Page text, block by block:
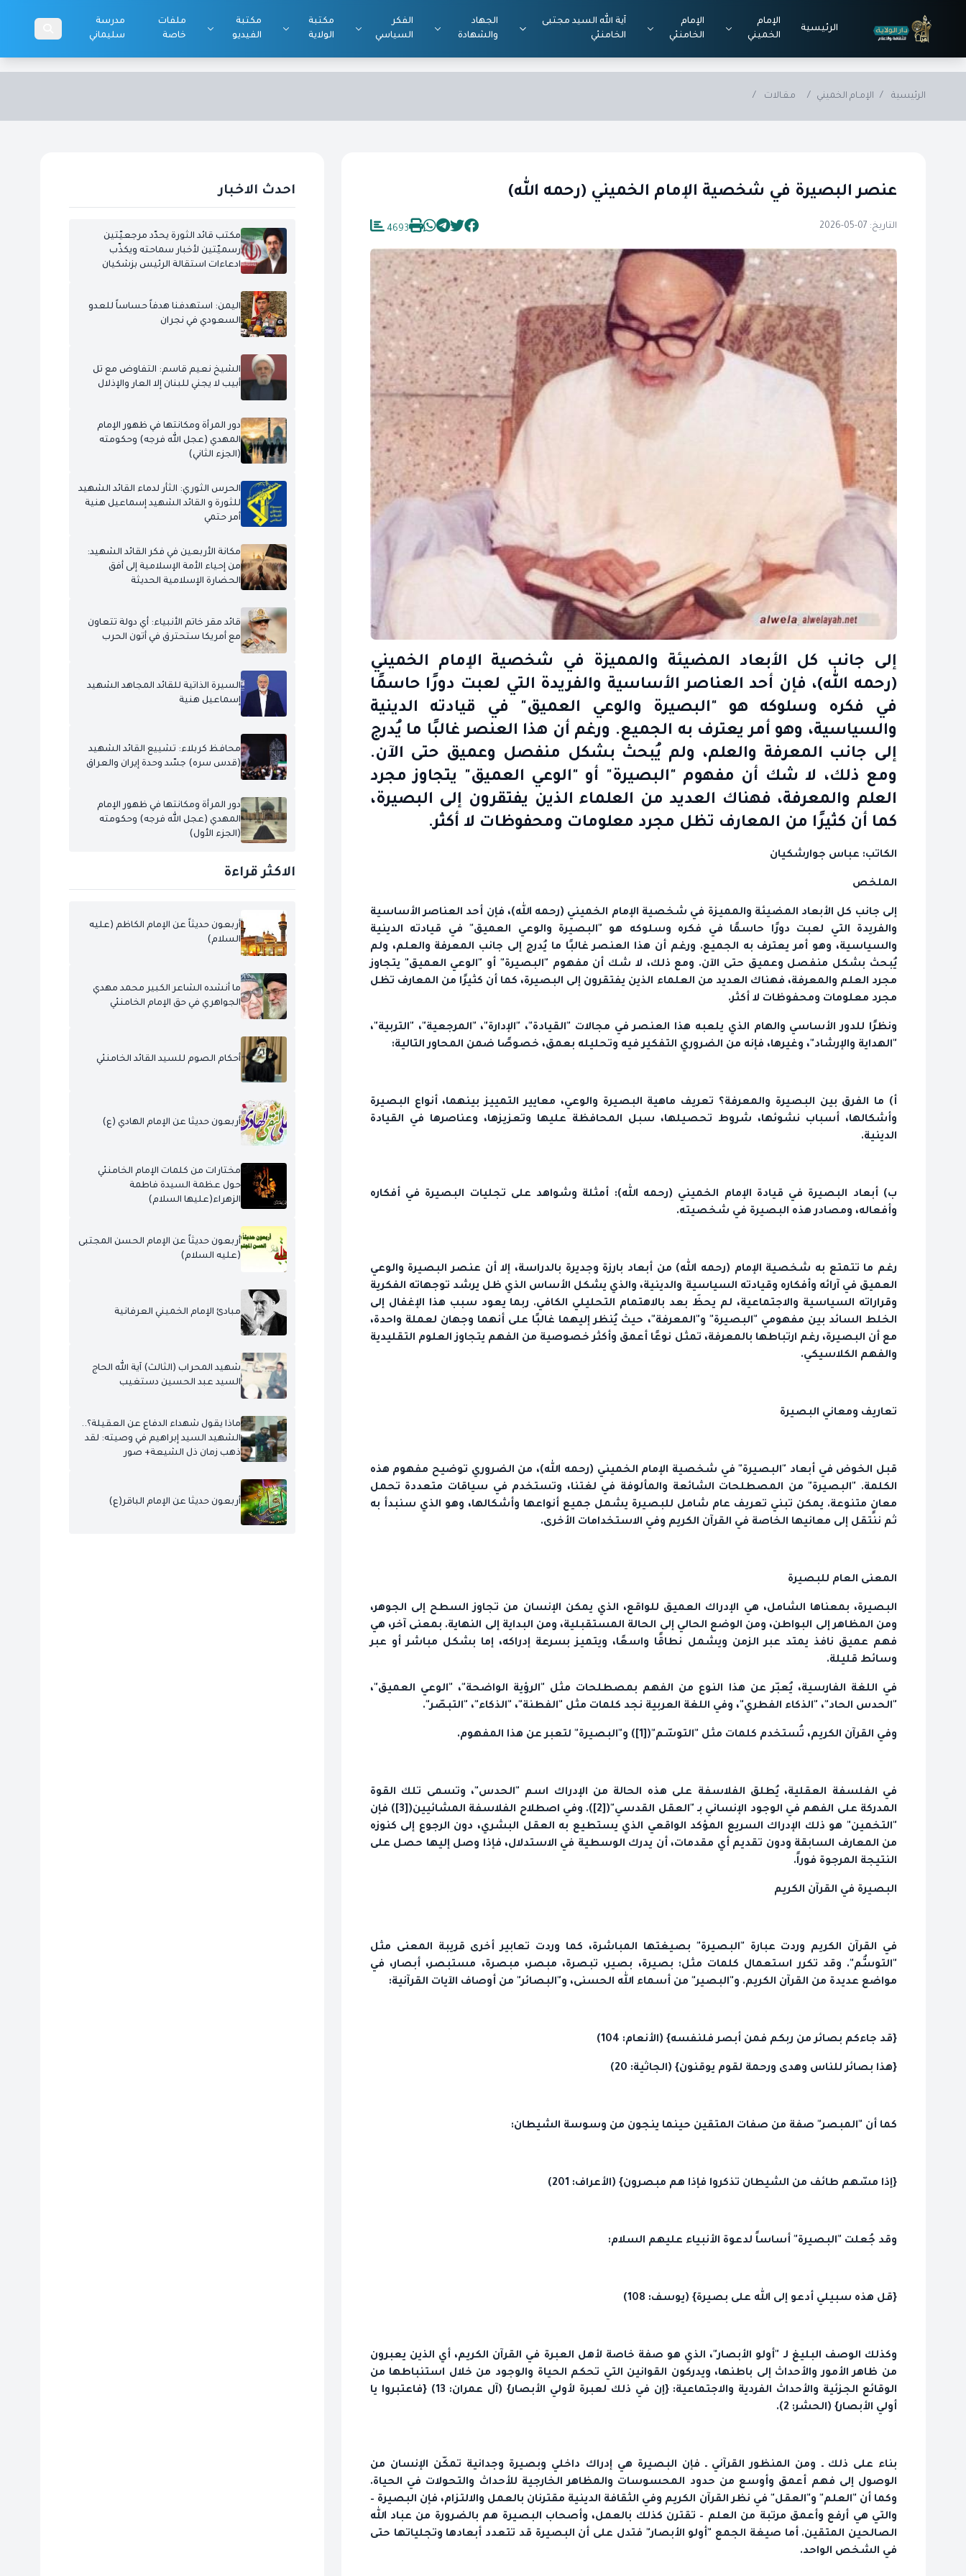
الرئيسية
الإمام
الخميني
الإمام
الخامنئي
آية الله السيد مجتبى
الخامنئي
الجهاد
والشهادة
الفكر
السياسي
مكتبة
الولاية
مكتبة
الفيديو
ملفات
خاصة
مدرسة
سليماني
الرئيسية / الإمـام الخميني / مـقـالات /
عنصر البصيرة في شخصية الإمام الخميني (رحمه الله)
التاريخ: 07-05-2026 4693
إلى جانب كل الأبعاد المضيئة والمميزة في شخصية الإمام الخميني
(رحمه الله)، فإن أحد العناصر الأساسية والفريدة التي لعبت دورًا حاسمًا
في فكره وسلوكه هو "البصيرة والوعي العميق" في قيادته الدينية
والسياسية، وهو أمر يعترف به الجميع. ورغم أن هذا العنصر غالبًا ما يُدرج
إلى جانب المعرفة والعلم، ولم يُبحث بشكل منفصل وعميق حتى الآن.
ومع ذلك، لا شك أن مفهوم "البصيرة" أو "الوعي العميق" يتجاوز مجرد
العلم والمعرفة، فهناك العديد من العلماء الذين يفتقرون إلى البصيرة،
كما أن كثيرًا من المعارف تظل مجرد معلومات ومحفوظات لا أكثر.
الكاتب: عباس جوارشكيان
الملخص
إلى جانب كل الأبعاد المضيئة والمميزة في شخصية الإمام الخميني (رحمه الله)، فإن أحد العناصر الأساسية
والفريدة التي لعبت دورًا حاسمًا في فكره وسلوكه هو "البصيرة والوعي العميق" في قيادته الدينية
والسياسية، وهو أمر يعترف به الجميع. ورغم أن هذا العنصر غالبًا ما يُدرج إلى جانب المعرفة والعلم، ولم
يُبحث بشكل منفصل وعميق حتى الآن. ومع ذلك، لا شك أن مفهوم "البصيرة" أو "الوعي العميق" يتجاوز
مجرد العلم والمعرفة، فهناك العديد من العلماء الذين يفتقرون إلى البصيرة، كما أن كثيرًا من المعارف تظل
مجرد معلومات ومحفوظات لا أكثر.
ونظرًا للدور الأساسي والهام الذي يلعبه هذا العنصر في مجالات "القيادة"، "الإدارة"، "المرجعية"، "التربية"،
"الهداية والإرشاد"، وغيرها، فإنه من الضروري التفكير فيه وتحليله بعمق، خصوصًا ضمن المحاور التالية:
أ) ما الفرق بين البصيرة والمعرفة؟ تعريف ماهية البصيرة والوعي، معايير التمييز بينهما، أنواع البصيرة
وأشكالها، أسباب نشوئها، شروط تحصيلها، سبل المحافظة عليها وتعزيزها، وعناصرها في القيادة
الدينية.
ب) أبعاد البصيرة في قيادة الإمام الخميني (رحمه الله): أمثلة وشواهد على تجليات البصيرة في أفكاره
وأفعاله، ومصادر هذه البصيرة في شخصيته.
رغم ما تتمتع به شخصية الإمام (رحمه الله) من أبعاد بارزة وجديرة بالدراسة، إلا أن عنصر البصيرة والوعي
العميق في آرائه وأفكاره وقيادته السياسية والدينية، والذي يشكل الأساس الذي ظل يرشد توجهاته الفكرية
وقراراته السياسية والاجتماعية، لم يحظَ بعد بالاهتمام التحليلي الكافي. ربما يعود سبب هذا الإغفال إلى
الخلط السائد بين مفهومي "البصيرة" و"المعرفة"، حيث يُنظر إليهما غالبًا على أنهما وجهان لعملة واحدة،
مع أن البصيرة، رغم ارتباطها بالمعرفة، تمثل نوعًا أعمق وأكثر خصوصية من الفهم يتجاوز العلوم التقليدية
والفهم الكلاسيكي.
تعاريف ومعاني البصيرة
قبل الخوض في أبعاد "البصيرة" في شخصية الإمام الخميني (رحمه الله)، من الضروري توضيح مفهوم هذه
الكلمة. "البصيرة" من المصطلحات الشائعة والمألوفة في لغتنا، وتستخدم في سياقات متعددة تحمل
معانٍ متنوعة. يمكن تبني تعريف عام شامل للبصيرة يشمل جميع أنواعها وأشكالها، وهو الذي سنبدأ به
ثم ننتقل إلى معانيها الخاصة في القرآن الكريم وفي الاستخدامات الأخرى.
المعنى العام للبصيرة
البصيرة، بمعناها الشامل، هي الإدراك العميق للواقع، الذي يمكن الإنسان من تجاوز السطح إلى الجوهر،
ومن المظاهر إلى البواطن، ومن الوضع الحالي إلى الحالة المستقبلية، ومن البداية إلى النهاية. بمعنى آخر، هي
فهم عميق نافذ يمتد عبر الزمن ويشمل نطاقًا واسعًا، ويتميز بسرعة إدراكه، إما بشكل مباشر أو عبر
وسائط قليلة.
في اللغة الفارسية، يُعبّر عن هذا النوع من الفهم بمصطلحات مثل "الرؤية الواضحة"، "الوعي العميق"،
"الحدس الحاد"، "الذكاء الفطري"، وفي اللغة العربية نجد كلمات مثل "الفطنة"، "الذكاء"، "التبصّر".
وفي القرآن الكريم، تُستخدم كلمات مثل "التوسّم"( [1] ) و"البصيرة" لتعبر عن هذا المفهوم.
في الفلسفة العقلية، يُطلق الفلاسفة على هذه الحالة من الإدراك اسم "الحدس"، وتسمى تلك القوة
المدركة على الفهم في الوجود الإنساني بـ "العقل القدسي"( [2] ). وفي اصطلاح الفلاسفة المشائيين( [3]
) فإن
"التخمين" هو ذلك الإدراك السريع المؤكد الواقعي الذي يستطيع به العقل البشري، دون الرجوع إلى كنوزه
من المعارف السابقة ودون تقديم أي مقدمات، أن يدرك الوسطية في الاستدلال، فإذا وصل إليها حصل على
النتيجة المرجوة فوراً.
البصيرة في القرآن الكريم
في القرآن الكريم وردت عبارة "البصيرة" بصيغتها المباشرة، كما وردت تعابير أخرى قريبة المعنى مثل
"التوسُّم". وقد تكرر استعمال كلمات مثل: بصيرة، بصير، تبصرة، مبصر، مبصرة، مستبصر، أبصار، في
مواضع عديدة من القرآن الكريم. و"البصير" من أسماء الله الحسنى، و"البصائر" من أوصاف الآيات القرآنية:
{قد جاءكم بصائر من ربكم فمن أبصر فلنفسه} (الأنعام: 104)
{هذا بصائر للناس وهدى ورحمة لقوم يوقنون} (الجاثية: 20)
كما أن "المبصر" صفة من صفات المتقين حينما ينجون من وسوسة الشيطان:
{إذا مسّهم طائف من الشيطان تذكروا فإذا هم مبصرون} (الأعراف: 201)
وقد جُعلت "البصيرة" أساساً لدعوة الأنبياء عليهم السلام:
{قل هذه سبيلي أدعو إلى الله على بصيرة} (يوسف: 108)
وكذلك الوصف البليغ لـ "أولو الأبصار"، الذي هو صفة خاصة لأهل العبرة في القرآن الكريم، أي الذين يعبرون
من ظاهر الأمور والأحداث إلى باطنها، ويدركون القوانين التي تحكم الحياة والوجود من خلال استنباطها من
الوقائع الجزئية والأحداث الفردية والاجتماعية: {إن في ذلك لعبرة لأولي الأبصار} (آل عمران: 13) {فاعتبروا يا
أولي الأبصار} (الحشر: 2).
بناء على ذلك ـ ومن المنظور القرآني ـ فإن البصيرة هي إدراك داخلي وبصيرة وجدانية تمكّن الإنسان من
الوصول إلى فهم أعمق وأوسع من حدود المحسوسات والمظاهر الخارجية للأحداث والتحولات في الحياة.
وكما أن "العلم" و"العقل" في نظر القرآن الكريم وفي الثقافة الدينية مقترنان بالعمل والالتزام، فإن البصيرة –
والتي هي أرفع وأعمق مرتبة من العلم – تقترن كذلك بالعمل، وأصحاب البصيرة هم بالضرورة من عباد الله
الصالحين المتقين. أما صيغة الجمع "أولو الأبصار" فتدل على أن البصيرة قد تتعدد أبعادها وتجلياتها حتى
في الشخص الواحد.
احدث الاخبار
مكتب قائد الثورة يحدّد مرجعيّتين
رسميّتين لأخبار سماحته ويكذّب
ادعاءات استقالة الرئيس بزشكيان
اليمن: استهدفنا هدفاً حساساً للعدو
السعودي في نجران
الشيخ نعيم قاسم: التفاوض مع تل
أبيب لا يجني للبنان إلا العار والإذلال
دور المرأة ومكانتها في ظهور الإمام
المهدي (عجل الله فرجه) وحكومته
(الجزء الثاني)
الحرس الثوري: الثأر لدماء القائد الشهيد
للثورة و القائد الشهيد إسماعيل هنية
أمر حتمي
مكانة الأربعين في فكر القائد الشهيد:
من إحياء الأمة الإسلامية إلى أفق
الحضارة الإسلامية الحديثة
قائد مقر خاتم الأنبياء: أي دولة تتعاون
مع أمريكا ستحترق في أتون الحرب
السيرة الذاتية للقائد المجاهد الشهيد
إسماعيل هنية
محافظ كربلاء: تشييع القائد الشهيد
(قدس سره) جسّد وحدة إيران والعراق
دور المرأة ومكانتها في ظهور الإمام
المهدي (عجل الله فرجه) وحكومته
(الجزء الأول)
الاكثر قراءة
أربعون حديثاً عن الإمام الكاظم (عليه
السلام)
ما أنشده الشاعر الكبير محمد مهدي
الجواهري في حق الإمام الخامنئي
أحكام الصوم للسيد القائد الخامنئي
أربعون حديثا عن الإمام الهادي (ع)
مختارات من كلمات الإمام الخامنئي
حول عظمة السيدة فاطمة
الزهراء(عليها السلام)
أربعون حديثاً عن الإمام الحسن المجتبى
(عليه السلام)
مبادئ الإمام الخميني العرفانية
شهيد المحراب (الثالث) آية الله الحاج
السيد عبد الحسين دستغيب
ماذا يقول شهداء الدفاع عن العقيلة؟..
الشهيد السيد إبراهيم في وصيته: لقد
ذهب زمان ذل الشيعة+ صور
أربعون حديثا عن الإمام الباقر(ع)